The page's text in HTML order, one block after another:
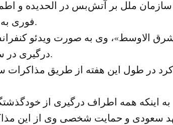
ملل بر آتش‌بس در الحدیده و
فوری به میلیون‌ها نیازمند را تصویب کند.
الاوسط»، وی به صورت ویدئو
درگیری در سوئد به شورای امنیت ارائه کرد.
به اینکه همه اطراف درگیری از
سعودی و حمایت شخصی وی از این